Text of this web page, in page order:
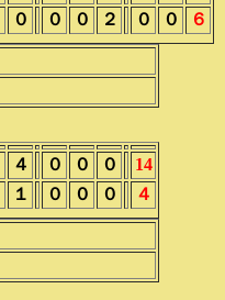
０ ０ ０ ２ ０ ０ ６
４ ０ ０ ０
14
１ ０ ０ ０ ４